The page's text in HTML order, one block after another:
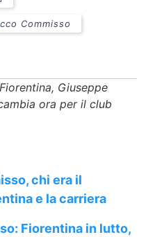
Commisso
Fiorentina, Giuseppe
ora per il club
chi era il
e la carriera
Fiorentina in lutto,